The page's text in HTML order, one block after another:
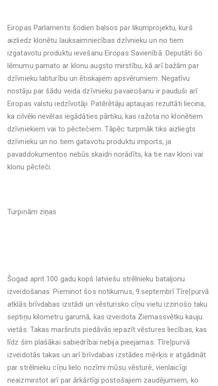
Eiropas Parlaments šodien balsos par likumprojektu, kurš
aizliedz klonētu lauksaimniecības dzīvnieku un no tiem
izgatavotu produktu ievešanu Eiropas Savienībā. Deputāti šo
lēmumu pamato ar klonu augsto mirstību, kā arī bažām par
dzīvnieku labturību un ētiskajiem apsvērumiem. Negatīvu
nostāju par šādu veida dzīvnieku pavairošanu ir pauduši arī
Eiropas valstu iedzīvotāji. Patērētāju aptaujas rezultāti liecina,
ka cilvēki nevēlas iegādāties pārtiku, kas ražota no klonētiem
dzīvniekiem vai to pēctečiem. Tāpēc turpmāk tiks aizliegts
dzīvnieku un no tiem gatavotu produktu imports, ja
pavaddokumentos nebūs skaidri norādīts, ka tie nav kloni vai
klonu pēcteči.
Turpinām ziņas
Šogad aprit 100 gadu kopš latviešu strēlnieku bataljonu
izveidošanas. Pieminot šos notikumus, 9.septembrī Tīreļpurvā
atklās brīvdabas izstādi un vēsturisko cīņu vietu izzinošo taku
septiņu kilometru garumā, kas izveidota Ziemassvētku kauju
vietās. Takas maršruts piedāvās iepazīt vēstures liecības, kas
līdz šim plašākai sabiedrībai nebija pieejamas. Tīreļpurvā
izveidotās takas un arī brīvdabas izstādes mērķis ir atgādināt
par strēlnieku cīņu lielo nozīmi mūsu vēsturē, vienlaicīgi
neaizmirstot arī par ārkārtīgi postošajiem zaudējumiem, ko